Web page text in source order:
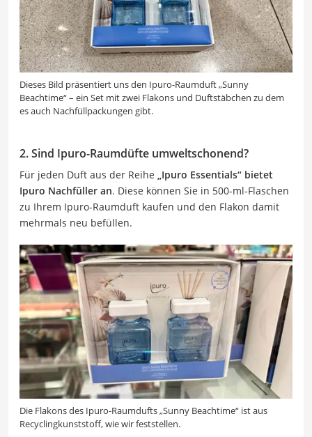
Dieses Bild präsentiert uns den Ipuro-Raumduft „Sunny
Beachtime“ – ein Set mit zwei Flakons und Duftstäbchen zu dem
es auch Nachfüllpackungen gibt.
2. Sind Ipuro-Raumdüfte umweltschonend?
Für jeden Duft aus der Reihe „Ipuro Essentials“ bietet
Ipuro Nachfüller an. Diese können Sie in 500-ml-Flaschen
zu Ihrem Ipuro-Raumduft kaufen und den Flakon damit
mehrmals neu befüllen.
Die Flakons des Ipuro-Raumdufts „Sunny Beachtime“ ist aus
Recyclingkunststoff, wie wir feststellen.